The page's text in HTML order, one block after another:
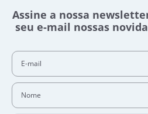
Assine a nossa
seu e-mail nossas